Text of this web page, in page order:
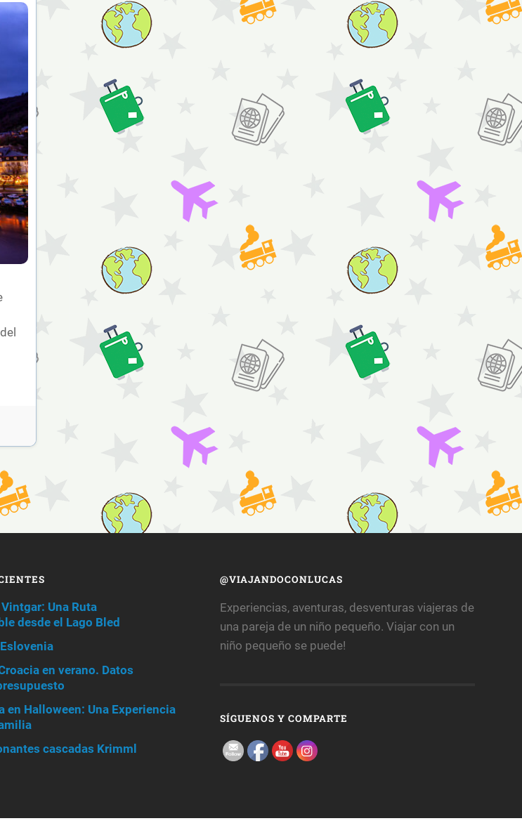
Una Ruta
desde el Lago Bled
en verano. Datos
en Halloween: Una Experiencia
cascadas Krimml
@VIAJANDOCONLUCAS
Experiencias, aventuras, desventuras viajeras de
una pareja de un niño pequeño. Viajar con un
niño pequeño se puede!
SÍGUENOS Y COMPARTE